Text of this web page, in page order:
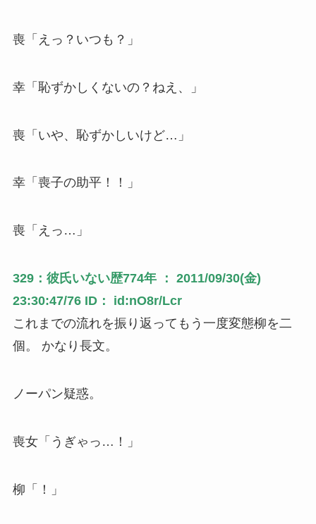
喪「えっ？いつも？」
幸「恥ずかしくないの？ねえ、」
喪「いや、恥ずかしいけど…」
幸「喪子の助平！！」
喪「えっ…」
329：彼氏いない歴774年 ： 2011/09/30(金)
23:30:47/76 ID： id:nO8r/Lcr
これまでの流れを振り返ってもう一度変態柳を二
個。 かなり長文。
ノーパン疑惑。
喪女「うぎゃっ…！」
柳「！」